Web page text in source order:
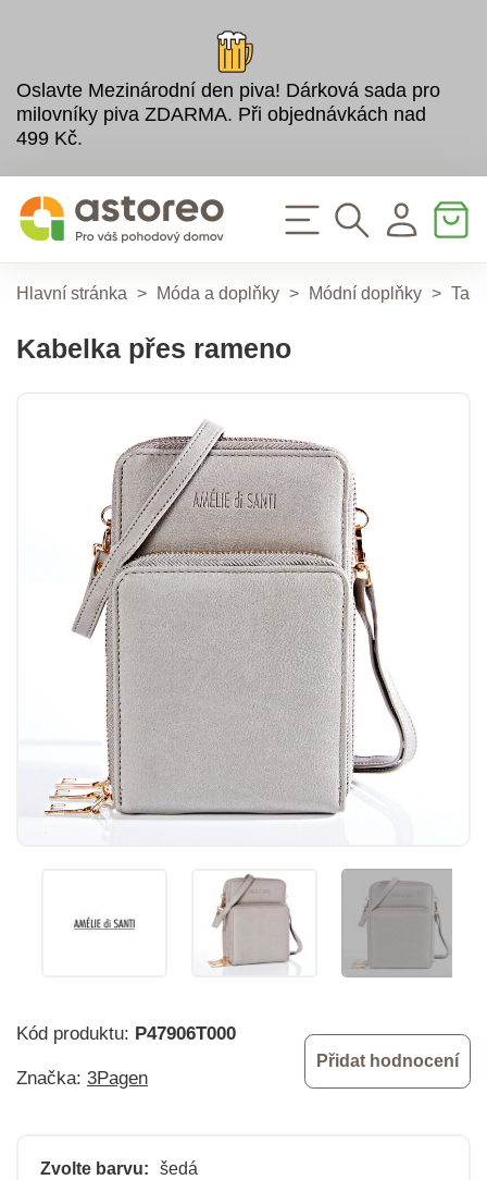
Oslavte Mezinárodní den piva! Dárková sada pro
milovníky piva ZDARMA. Při objednávkách nad
499 Kč.
Hlavní stránka > Móda a doplňky > Módní doplňky >
Kabelka přes rameno
Kód produktu: P47906T000
Značka: 3Pagen
Přidat hodnocení
Zvolte barvu: šedá